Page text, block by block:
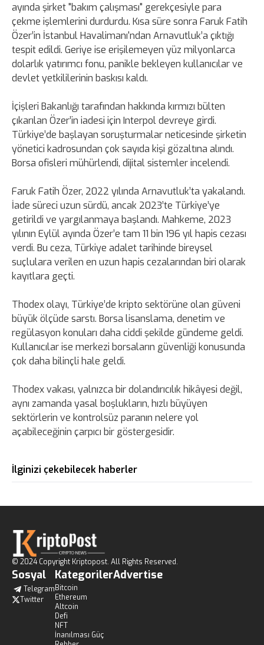
ayında şirket "bakım çalışması" gerekçesiyle para
çekme işlemlerini durdurdu. Kısa süre sonra Faruk Fatih
Özer’in İstanbul Havalimanı'ndan Arnavutluk’a çıktığı
tespit edildi. Geriye ise erişilemeyen yüz milyonlarca
dolarlık yatırımcı fonu, panikle bekleyen kullanıcılar ve
devlet yetkililerinin baskısı kaldı.
İçişleri Bakanlığı tarafından hakkında kırmızı bülten
çıkarılan Özer’in iadesi için Interpol devreye girdi.
Türkiye’de başlayan soruşturmalar neticesinde şirketin
yönetici kadrosundan çok sayıda kişi gözaltına alındı.
Borsa ofisleri mühürlendi, dijital sistemler incelendi.
Faruk Fatih Özer, 2022 yılında Arnavutluk’ta yakalandı.
İade süreci uzun sürdü, ancak 2023’te Türkiye’ye
getirildi ve yargılanmaya başlandı. Mahkeme, 2023
yılının Eylül ayında Özer’e tam 11 bin 196 yıl hapis cezası
verdi. Bu ceza, Türkiye adalet tarihinde bireysel
suçlulara verilen en uzun hapis cezalarından biri olarak
kayıtlara geçti.
Thodex olayı, Türkiye’de kripto sektörüne olan güveni
büyük ölçüde sarstı. Borsa lisanslama, denetim ve
regülasyon konuları daha ciddi şekilde gündeme geldi.
Kullanıcılar ise merkezi borsaların güvenliği konusunda
çok daha bilinçli hale geldi.
Thodex vakası, yalnızca bir dolandırıcılık hikâyesi değil,
aynı zamanda yasal boşlukların, hızlı büyüyen
sektörlerin ve kontrolsüz paranın nelere yol
açabileceğinin çarpıcı bir göstergesidir.
İlginizi çekebilecek haberler
© 2024 Copyright Kriptopost. All Rights Reserved.
Sosyal
Telegram
Twitter
Kategoriler
Bitcoin
Ethereum
Altcoin
Defi
NFT
İnanılması Güç
Advertise